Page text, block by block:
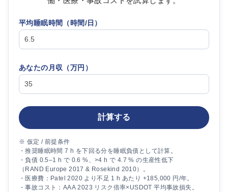
平均睡眠時間（時間/日）
あなたの月収（万円 ）
計算する
※ 仮定 / 前提条件
・推奨睡眠時間 7 h を下回る分を睡眠負債として計算。
・負債 0.5–1 h で 0.6 %、>4 h で 4.7 % の生産性低下
（RAND Europe 2017 & Rosekind 2010）。
・医療費：Patel 2020 より不足 1 h あたり +185,000 円/年。
・事故コスト：AAA 2023 リスク倍率×USDOT 平均事故損失。